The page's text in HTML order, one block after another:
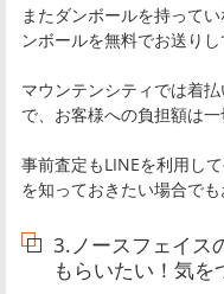
またダンボールを持って
ンボールを無料でお送りし
マウンテンシティでは着
で、お客様への負担額は
事前査定もLINEを利用し
を知っておきたい場合で
3.ノースフェイス
もらいたい！気を